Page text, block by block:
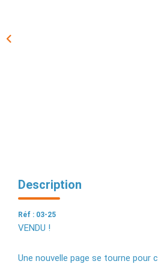
Description
Réf : 03-25
VENDU !
Une nouvelle page se tourne pour